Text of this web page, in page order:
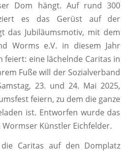
Dom hängt. Auf rund 300
es das Gerüst auf der
das Jubiläumsmotiv, mit dem
Worms e.V. in diesem Jahr
feiert: eine lächelnde Caritas in
Fuße will der Sozialverband
23. und 24. Mai 2025,
feiern, zu dem die ganze
ist. Entworfen wurde das
Künstler Eichfelder.
Caritas auf den Domplatz